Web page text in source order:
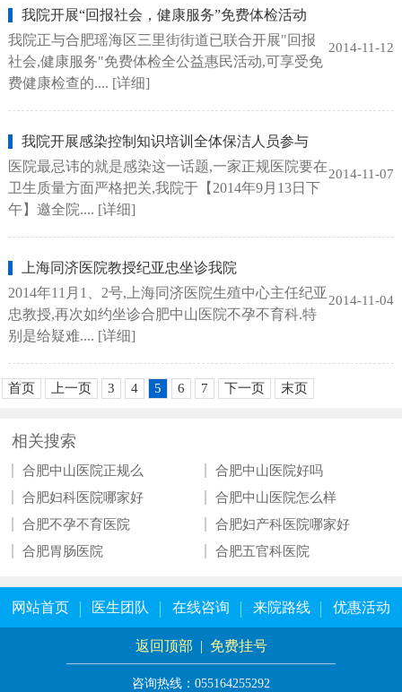
我院开展“回报社会，健康服务”免费体检活动
2014-11-12
我院正与合肥瑶海区三里街街道已联合开展"回报
社会,健康服务"免费体检全公益惠民活动,可享受免
费健康检查的.... [详细]
我院开展感染控制知识培训全体保洁人员参与
2014-11-07
医院最忌讳的就是感染这一话题,一家正规医院要在
卫生质量方面严格把关,我院于【2014年9月13日下
午】邀全院.... [详细]
上海同济医院教授纪亚忠坐诊我院
2014-11-04
2014年11月1、2号,上海同济医院生殖中心主任纪亚
忠教授,再次如约坐诊合肥中山医院不孕不育科.特
别是给疑难.... [详细]
首页 上一页 3 4 5 6 7 下一页 末页
相关搜索
合肥中山医院正规么
合肥中山医院好吗
合肥妇科医院哪家好
合肥中山医院怎么样
合肥不孕不育医院
合肥妇产科医院哪家好
合肥胃肠医院
合肥五官科医院
网站首页 医生团队 在线咨询 来院路线 优惠活动
返回顶部 | 免费挂号
咨询热线：055164255292